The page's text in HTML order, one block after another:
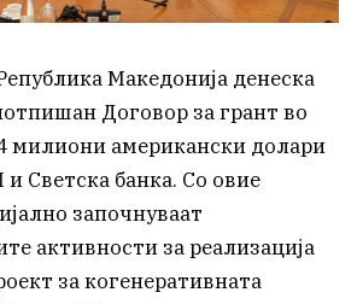
Македонија денеска
Договор за грант во
милиони американски долари
Светска банка. Со овие
започнуваат
активности за реализација
за когенеративната